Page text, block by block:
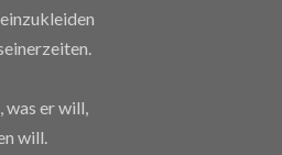
was er will,
will.